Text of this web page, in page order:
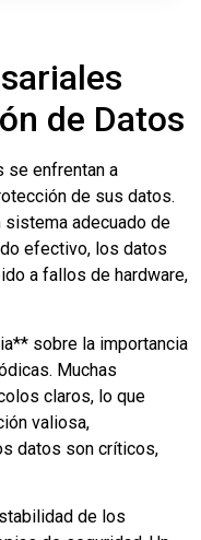
de Datos
se enfrentan a
de sus datos.
adecuado de
efectivo, los datos
a fallos de hardware,
sobre la importancia
Muchas
claros, lo que
valiosa,
datos son críticos,
de los